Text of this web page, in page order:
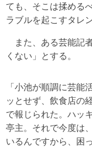
ても、そこは揉める
ラブルを起こすタレ
また、ある芸能記
くない」とする。
「小池が順調に芸能
ッとせず、飲食店の
で報じられた。ハッ
亭主。それで今度は
いるんですから、困